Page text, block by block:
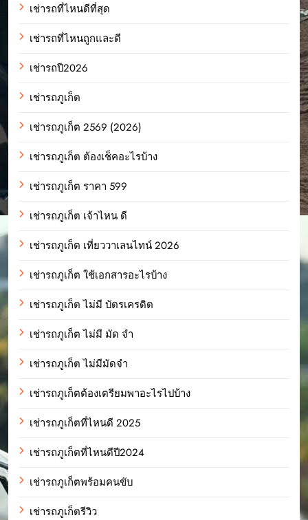
เช่ารถที่ไหนดีที่สุด
เช่ารถที่ไหนถูกและดี
เช่ารถปี2026
เช่ารถภูเก็ต
เช่ารถภูเก็ต 2569 (2026)
เช่ารถภูเก็ต ต้องเช็คอะไรบ้าง
เช่ารถภูเก็ต ราคา 599
เช่ารถภูเก็ต เจ้าไหน ดี
เช่ารถภูเก็ต เที่ยววาเลนไทน์ 2026
เช่ารถภูเก็ต ใช้เอกสารอะไรบ้าง
เช่ารถภูเก็ต ไม่มี บัตรเครดิต
เช่ารถภูเก็ต ไม่มี มัด จํา
เช่ารถภูเก็ต ไม่มีมัดจำ
เช่ารถภูเก็ตต้องเตรียมพาอะไรไปบ้าง
เช่ารถภูเก็ตที่ไหนดี 2025
เช่ารถภูเก็ตที่ไหนดีปี2024
เช่ารถภูเก็ตพร้อมคนขับ
เช่ารถภูเก็ตรีวิว